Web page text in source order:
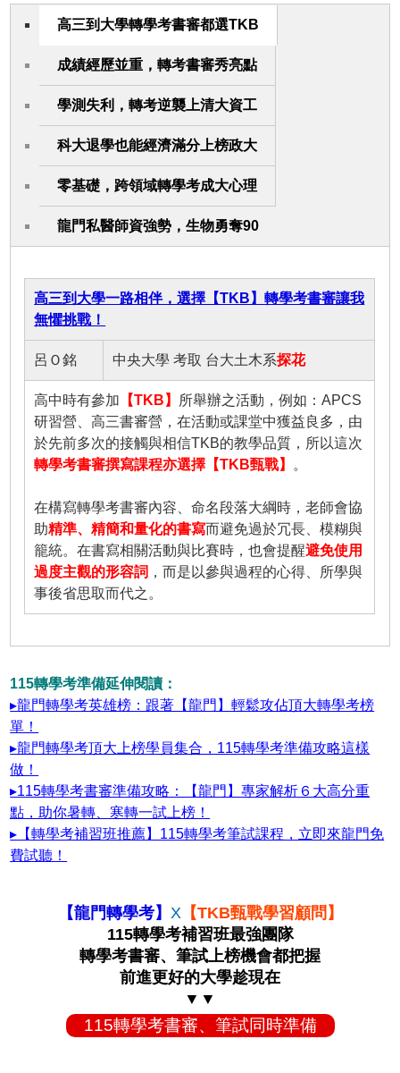
高三到大學轉學考書審都選TKB
成績經歷並重，轉考書審秀亮點
學測失利，轉考逆襲上清大資工
科大退學也能經濟滿分上榜政大
零基礎，跨領域轉學考成大心理
龍門私醫師資強勢，生物勇奪90
高三到大學一路相伴，選擇【TKB】轉學考書審讓我
無懼挑戰！
呂Ｏ銘 中央大學 考取 台大土木系探花
高中時有參加 【TKB】
所舉辦之活動，例如：APCS
研習營、高三書審營，在活動或課堂中獲益良多，由
於先前多次的接觸與相信TKB的教學品質，所以這次
轉學考書審撰寫課程亦選擇【TKB甄戰】
。
在構寫轉學考書審內容、命名段落大綱時，老師會協
助精準、精簡和量化的書寫而避免過於冗長、模糊與
籠統。在書寫相關活動與比賽時，也會提醒避免使用
過度主觀的形容詞 ，而是以參與過程的心得、所學與
事後省思取而代之。
115轉學考準備延伸閱讀：
▸龍門轉學考英雄榜：跟著【龍門】輕鬆攻佔頂大轉學考榜
單！
▸龍門轉學考頂大上榜學員集合，115轉學考準備攻略這樣
做！
▸115轉學考書審準備攻略：【龍門】專家解析６大高分重
點，助你暑轉、寒轉一試上榜！
▸【轉學考補習班推薦】115轉學考筆試課程，立即來龍門免
費試聽！
【龍門轉學考】 X【TKB甄戰學習顧問】
115轉學考補習班最強團隊
轉學考書審、筆試上榜機會都把握
前進更好的大學趁現在
▼▼
115轉學考書審、筆試同時準備